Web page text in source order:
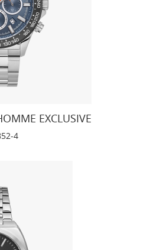
EXCLUSIVE
4